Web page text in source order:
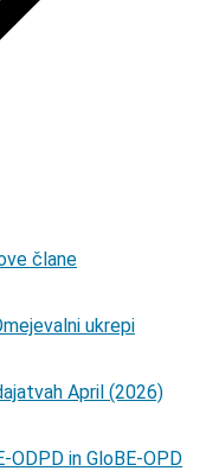
člane
ukrepi
April (2026)
ODPD in GloBE-OPD